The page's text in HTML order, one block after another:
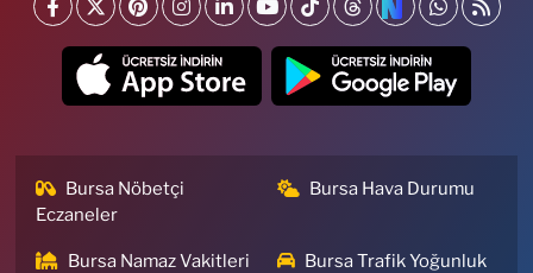
Bursa Nöbetçi
Eczaneler
Bursa Hava Durumu
Bursa Namaz Vakitleri
Bursa Trafik Yoğunluk